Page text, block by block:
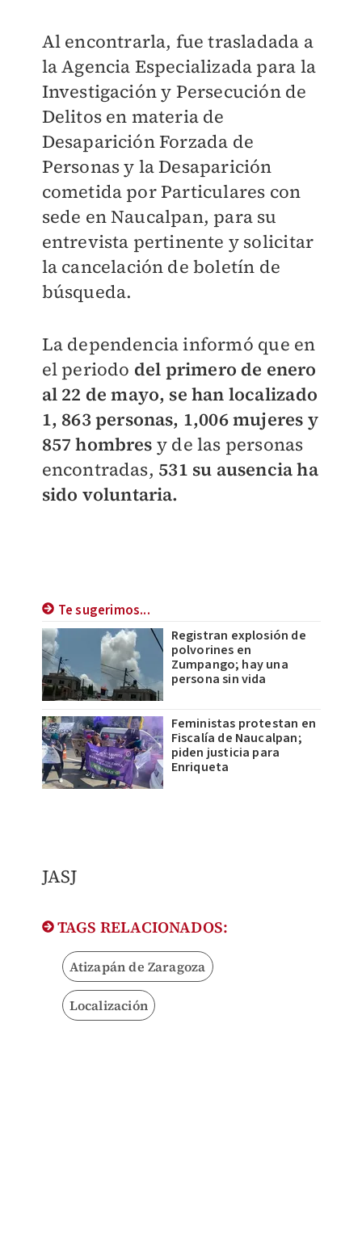
Al encontrarla, fue trasladada a
la Agencia Especializada para la
Investigación y Persecución de
Delitos en materia de
Desaparición Forzada de
Personas y la Desaparición
cometida por Particulares con
sede en Naucalpan, para su
entrevista pertinente y solicitar
la cancelación de boletín de
búsqueda.
La dependencia informó que en
el periodo del primero de enero
al 22 de mayo, se han localizado
1, 863 personas, 1,006 mujeres y
857 hombres y de las personas
encontradas, 531 su ausencia ha
sido voluntaria.
Te sugerimos...
Registran explosión de
polvorines en
Zumpango; hay una
persona sin vida
Feministas protestan en
Fiscalía de Naucalpan;
piden justicia para
Enriqueta
JASJ
TAGS RELACIONADOS:
Atizapán de Zaragoza
Localización